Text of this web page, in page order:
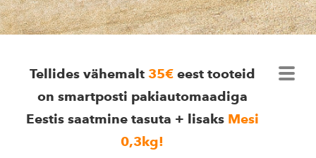
Tellides vähemalt 35€ eest tooteid
on smartposti pakiautomaadiga
Eestis saatmine tasuta + lisaks Mesi
0,3kg!